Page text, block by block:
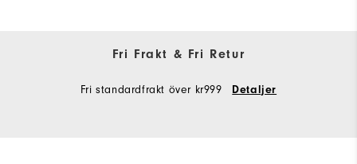
Fri Frakt & Fri Retur
Fri standardfrakt över kr999 Detaljer